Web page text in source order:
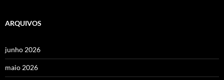
ARQUIVOS
junho 2026
maio 2026